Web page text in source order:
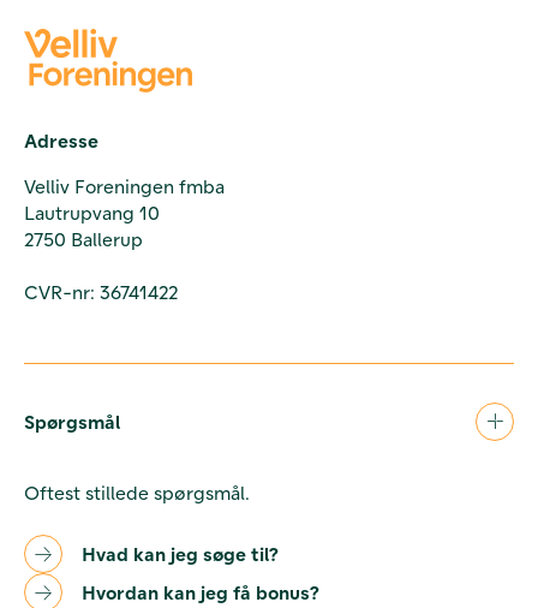
Adresse
Velliv Foreningen fmba
Lautrupvang 10
2750 Ballerup
CVR-nr: 36741422
Spørgsmål
Oftest stillede spørgsmål.
Hvad kan jeg søge til?
Hvordan kan jeg få bonus?